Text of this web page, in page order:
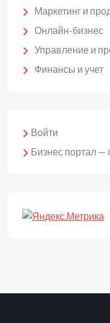
Маркетинг и
Онлайн-бизнес
Управление и
Финансы и учет
Войти
Бизнес портал —